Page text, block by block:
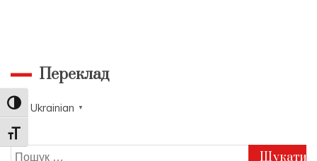
Toggle High Contrast
Toggle Font size
Переклад
Ukrainian ▼
Пошук: